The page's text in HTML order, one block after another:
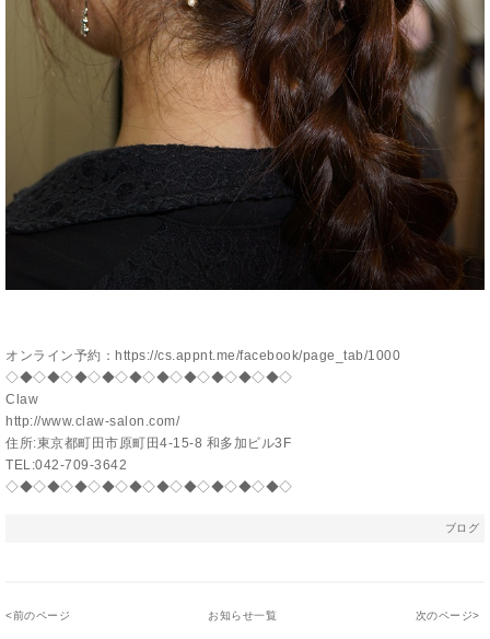
オンライン予約：https://cs.appnt.me/facebook/page_tab/1000
◇◆◇◆◇◆◇◆◇◆◇◆◇◆◇◆◇◆◇◆◇
Claw
http://www.claw-salon.com/
住所:東京都町田市原町田4-15-8 和多加ビル3F
TEL:042-709-3642
◇◆◇◆◇◆◇◆◇◆◇◆◇◆◇◆◇◆◇◆◇
ブログ
<前のページ お知らせ一覧 次のページ>